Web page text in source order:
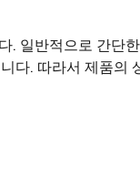
일반적으로 간단
다. 따라서 제품의